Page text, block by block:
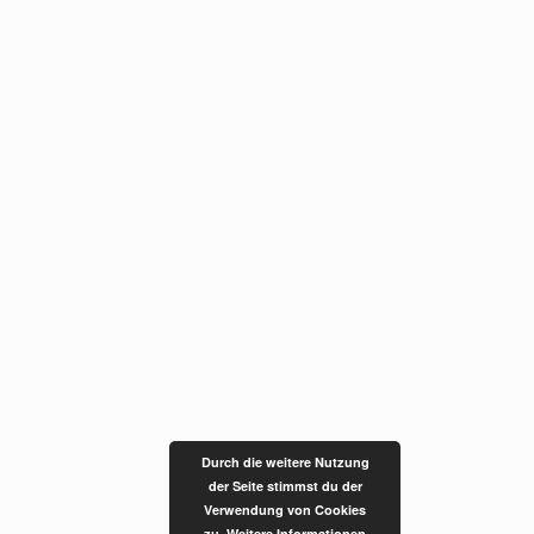
Durch die weitere Nutzung
der Seite stimmst du der
Verwendung von Cookies